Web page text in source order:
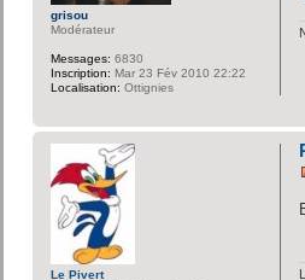
grisou
Modérateur
Messages: 6830
Inscription: Mar 23 Fév 2010 22:22
Localisation: Ottignies
Le Pivert